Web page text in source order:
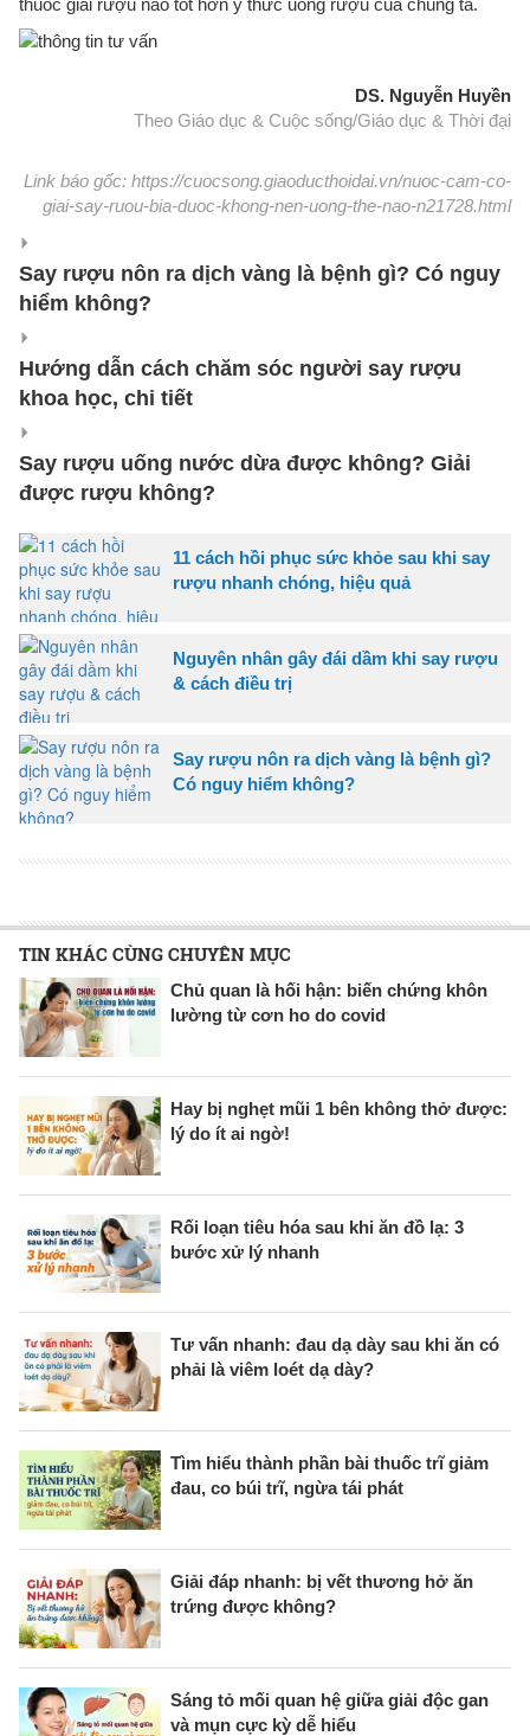
thuốc giải rượu nào tốt hơn ý thức uống rượu của chúng ta.
DS. Nguyễn Huyền
Theo Giáo dục & Cuộc sống/Giáo dục & Thời đại
Link báo gốc: https://cuocsong.giaoducthoidai.vn/nuoc-cam-co-
giai-say-ruou-bia-duoc-khong-nen-uong-the-nao-n21728.html
Say rượu nôn ra dịch vàng là bệnh gì? Có nguy
hiểm không?
Hướng dẫn cách chăm sóc người say rượu
khoa học, chi tiết
Say rượu uống nước dừa được không? Giải
được rượu không?
11 cách hồi phục sức khỏe sau khi say
rượu nhanh chóng, hiệu quả
Nguyên nhân gây đái dầm khi say rượu
& cách điều trị
Say rượu nôn ra dịch vàng là bệnh gì?
Có nguy hiểm không?
TIN KHÁC CÙNG CHUYÊN MỤC
Chủ quan là hối hận: biến chứng khôn
lường từ cơn ho do covid
Hay bị nghẹt mũi 1 bên không thở được:
lý do ít ai ngờ!
Rối loạn tiêu hóa sau khi ăn đồ lạ: 3
bước xử lý nhanh
Tư vấn nhanh: đau dạ dày sau khi ăn có
phải là viêm loét dạ dày?
Tìm hiểu thành phần bài thuốc trĩ giảm
đau, co búi trĩ, ngừa tái phát
Giải đáp nhanh: bị vết thương hở ăn
trứng được không?
Sáng tỏ mối quan hệ giữa giải độc gan
và mụn cực kỳ dễ hiểu